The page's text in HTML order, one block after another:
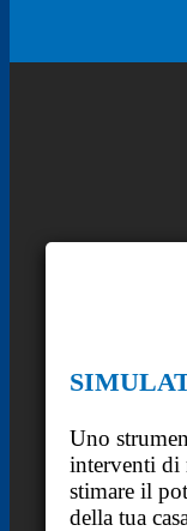
Uno
interventi di
stimare il
della tua